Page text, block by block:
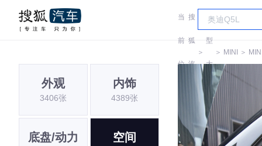
当
前
位
搜
狐
汽
＞
车
型
大
全
＞ MINI ＞
外观
3406张
内饰
4389张
底盘/动力 空间